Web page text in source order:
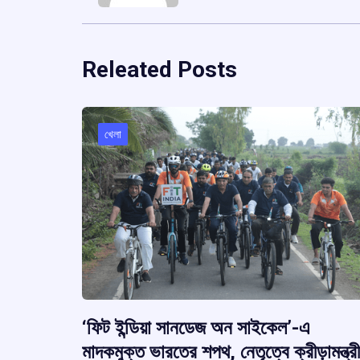
Releated Posts
খেলা
‘ফিট ইন্ডিয়া সানডেজ অন সাইকেল’-এ
মাদকমুক্ত ভারতের শপথ, নেতৃত্বে ক্রীড়ামন্ত্রী